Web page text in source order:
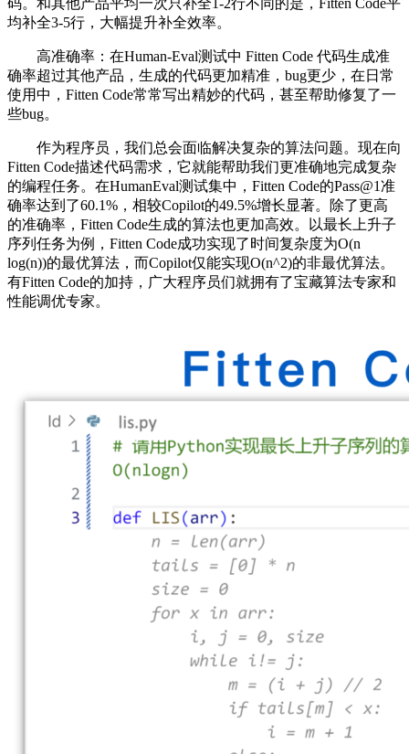
均补全3-5行，大幅提升补全效率。
高准确率：在Human-Eval测试中 Fitten Code 代码生成准
确率超过其他产品，生成的代码更加精准，bug更少，在日常
使用中，Fitten Code常常写出精妙的代码，甚至帮助修复了一
些bug。
作为程序员，我们总会面临解决复杂的算法问题。现在向
Fitten Code描述代码需求，它就能帮助我们更准确地完成复杂
的编程任务。在HumanEval测试集中，Fitten Code的Pass@1准
确率达到了60.1%，相较Copilot的49.5%增长显著。除了更高
的准确率，Fitten Code生成的算法也更加高效。以最长上升子
序列任务为例，Fitten Code成功实现了时间复杂度为O(n
log(n))的最优算法，而Copilot仅能实现O(n^2)的非最优算法。
有Fitten Code的加持，广大程序员们就拥有了宝藏算法专家和
性能调优专家。